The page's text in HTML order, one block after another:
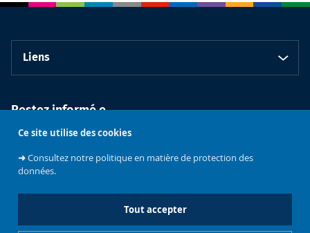
Ce site utilise des cookies
➜Consultez notre politique en matière de protection des
données.
Tout accepter
Liens
Restez informé.e
Faculté de